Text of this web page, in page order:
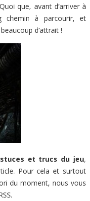
que, avant d’arriver à
chemin à parcourir, et
d’attrait !
et trucs du jeu,
Pour cela et surtout
du moment, nous vous